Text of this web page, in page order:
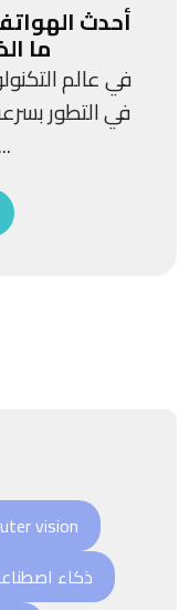
ما
في عالم
في التطور
المستخدمين ح...
vision
ذكاء